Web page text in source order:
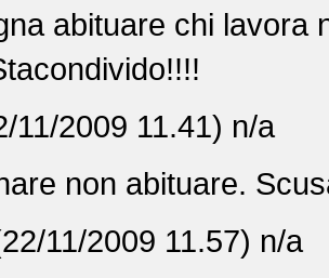
abituare chi lavora
11/2009 11.41) n/a
non abituare.
11/2009 11.57) n/a